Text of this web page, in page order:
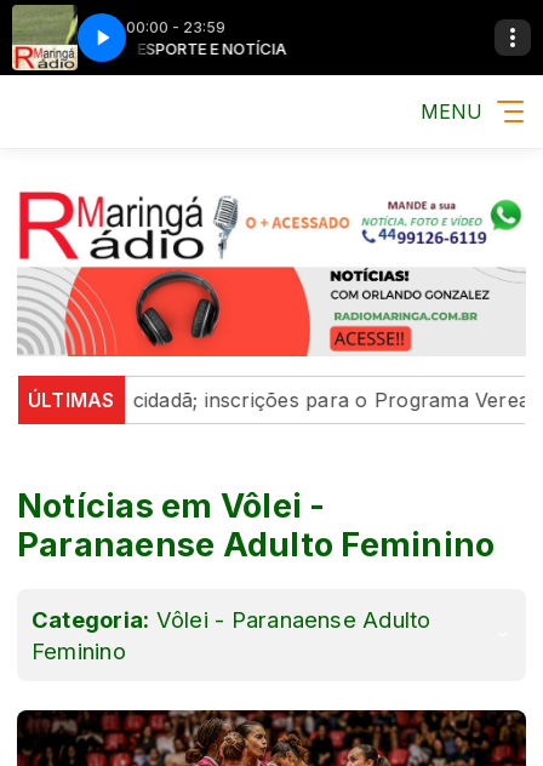
00:00 - 23:59
MÚSICA, ESPORTE E NOTÍCIA MÚSICA,
MENU
ÚLTIMAS
cidadã; inscrições para o Programa Vereador
Notícias em Vôlei -
Paranaense Adulto Feminino
Categoria: Vôlei - Paranaense Adulto
Feminino